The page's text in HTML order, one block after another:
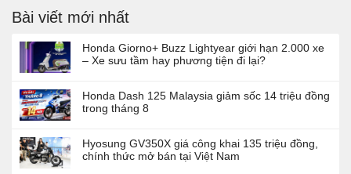
Bài viết mới nhất
Honda Giorno+ Buzz Lightyear giới hạn 2.000 xe
– Xe sưu tầm hay phương tiện đi lại?
Honda Dash 125 Malaysia giảm sốc 14 triệu đồng
trong tháng 8
Hyosung GV350X giá công khai 135 triệu đồng,
chính thức mở bán tại Việt Nam